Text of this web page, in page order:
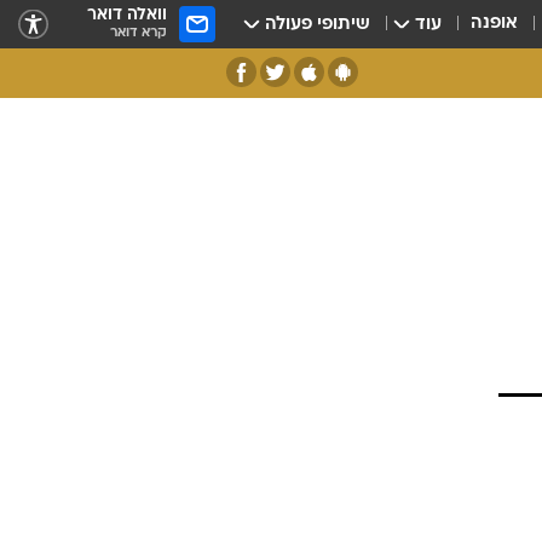
אופנה עוד שיתופי פעולה וואלה דואר
קרא דואר